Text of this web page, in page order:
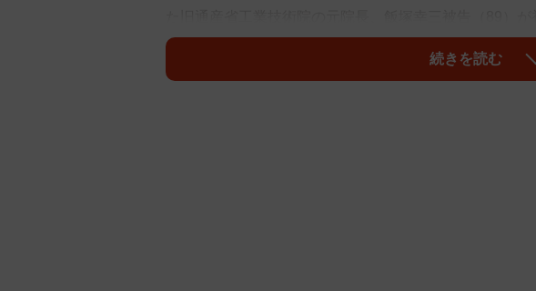
て自身の無罪を主張した。その姿勢に批判の世論が高
罪ジャーナリストの小川泰平氏は16日、当サイトの取
続きを読む